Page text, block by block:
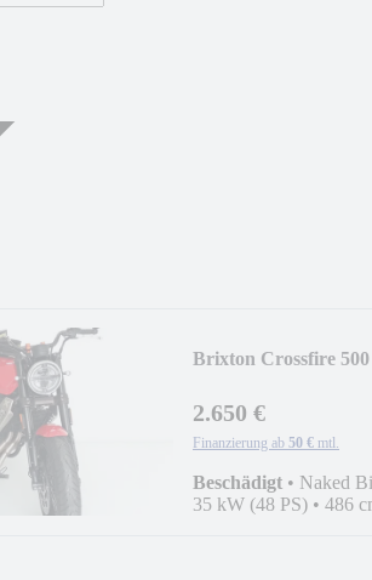
Brixton Crossfire 500
2.650 €
Finanzierung ab 50 € mtl.
Beschädigt • Naked
35 kW (48 PS) • 486